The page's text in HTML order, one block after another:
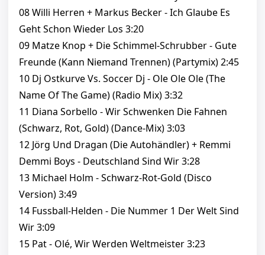
08 Willi Herren + Markus Becker - Ich Glaube Es
Geht Schon Wieder Los 3:20
09 Matze Knop + Die Schimmel-Schrubber - Gute
Freunde (Kann Niemand Trennen) (Partymix) 2:45
10 Dj Ostkurve Vs. Soccer Dj - Ole Ole Ole (The
Name Of The Game) (Radio Mix) 3:32
11 Diana Sorbello - Wir Schwenken Die Fahnen
(Schwarz, Rot, Gold) (Dance-Mix) 3:03
12 Jörg Und Dragan (Die Autohändler) + Remmi
Demmi Boys - Deutschland Sind Wir 3:28
13 Michael Holm - Schwarz-Rot-Gold (Disco
Version) 3:49
14 Fussball-Helden - Die Nummer 1 Der Welt Sind
Wir 3:09
15 Pat - Olé, Wir Werden Weltmeister 3:23